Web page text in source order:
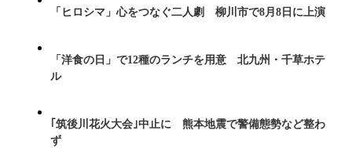
「ヒロシマ」心をつなぐ二人劇 柳川市で8月8日に上演
「洋食の日」で12種のランチを用意 北九州・千草ホテ
ル
｢筑後川花火大会｣中止に 熊本地震で警備態勢など整わ
ず